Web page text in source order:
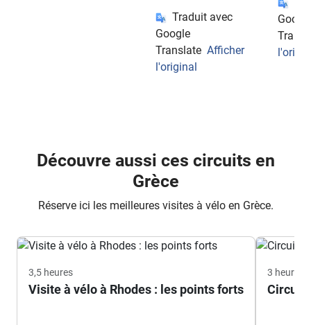
Traduit avec
Google
Translate Afficher
l'original
Découvre aussi ces circuits en
Grèce
Réserve ici les meilleures visites à vélo en Grèce.
3,5 heures
Visite à vélo à Rhodes : les points forts
3 heures.
Circuit